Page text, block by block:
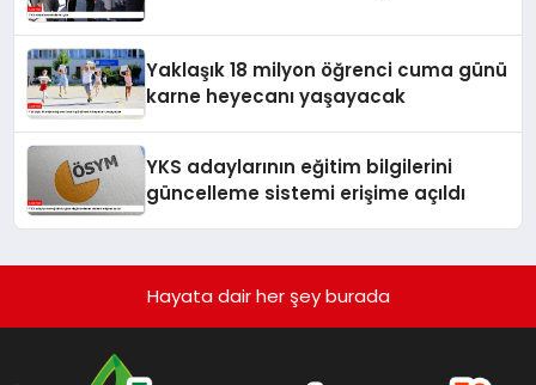
Yaklaşık 18 milyon öğrenci cuma günü
karne heyecanı yaşayacak
YKS adaylarının eğitim bilgilerini
güncelleme sistemi erişime açıldı
Hayata dair her şey burada